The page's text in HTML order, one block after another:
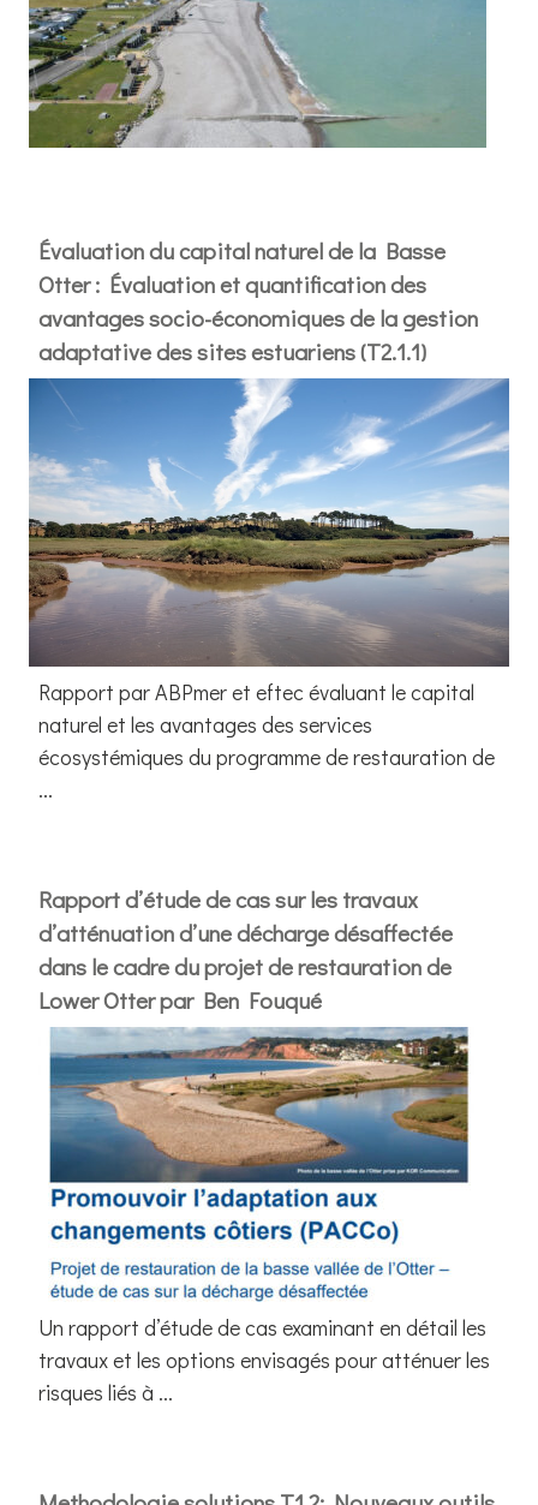
Évaluation du capital naturel de la Basse
Otter : Évaluation et quantification des
avantages socio-économiques de la gestion
adaptative des sites estuariens (T2.1.1)
Rapport par ABPmer et eftec évaluant le capital
naturel et les avantages des services
écosystémiques du programme de restauration de
...
Rapport d’étude de cas sur les travaux
d’atténuation d’une décharge désaffectée
dans le cadre du projet de restauration de
Lower Otter par Ben Fouqué
Un rapport d’étude de cas examinant en détail les
travaux et les options envisagés pour atténuer les
risques liés à ...